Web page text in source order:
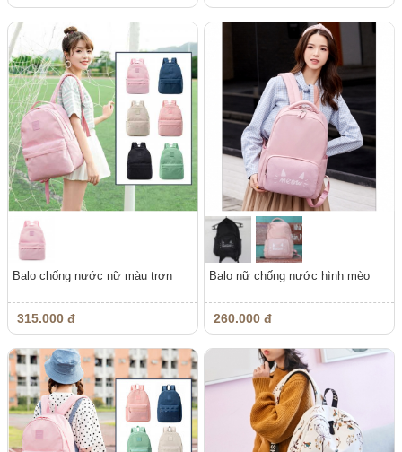
Balo chống nước nữ màu trơn
315.000 đ
Balo nữ chống nước hình mèo
260.000 đ